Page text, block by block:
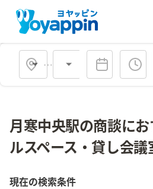
会場タイプ
月寒中央駅の商談に
ルスペース・貸し会議
現在の検索条件